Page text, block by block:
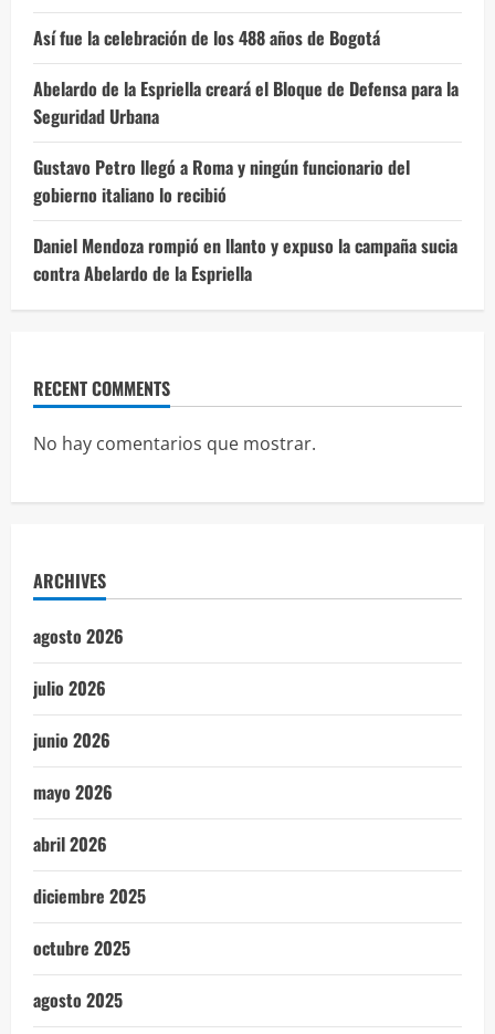
Así fue la celebración de los 488 años de Bogotá
Abelardo de la Espriella creará el Bloque de Defensa para la
Seguridad Urbana
Gustavo Petro llegó a Roma y ningún funcionario del
gobierno italiano lo recibió
Daniel Mendoza rompió en llanto y expuso la campaña sucia
contra Abelardo de la Espriella
RECENT COMMENTS
No hay comentarios que mostrar.
ARCHIVES
agosto 2026
julio 2026
junio 2026
mayo 2026
abril 2026
diciembre 2025
octubre 2025
agosto 2025